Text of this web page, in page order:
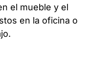
el mueble y el
en la oficina o